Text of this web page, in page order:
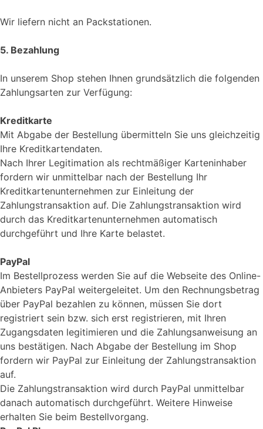
Wir liefern nicht an Packstationen.
5. Bezahlung
In unserem Shop stehen Ihnen grundsätzlich die folgenden
Zahlungsarten zur Verfügung:
Kreditkarte
Mit Abgabe der Bestellung übermitteln Sie uns gleichzeitig
Ihre Kreditkartendaten.
Nach Ihrer Legitimation als rechtmäßiger Karteninhaber
fordern wir unmittelbar nach der Bestellung Ihr
Kreditkartenunternehmen zur Einleitung der
Zahlungstransaktion auf. Die Zahlungstransaktion wird
durch das Kreditkartenunternehmen automatisch
durchgeführt und Ihre Karte belastet.
PayPal
Im Bestellprozess werden Sie auf die Webseite des Online-
Anbieters PayPal weitergeleitet. Um den Rechnungsbetrag
über PayPal bezahlen zu können, müssen Sie dort
registriert sein bzw. sich erst registrieren, mit Ihren
Zugangsdaten legitimieren und die Zahlungsanweisung an
uns bestätigen. Nach Abgabe der Bestellung im Shop
fordern wir PayPal zur Einleitung der Zahlungstransaktion
auf.
Die Zahlungstransaktion wird durch PayPal unmittelbar
danach automatisch durchgeführt. Weitere Hinweise
erhalten Sie beim Bestellvorgang.